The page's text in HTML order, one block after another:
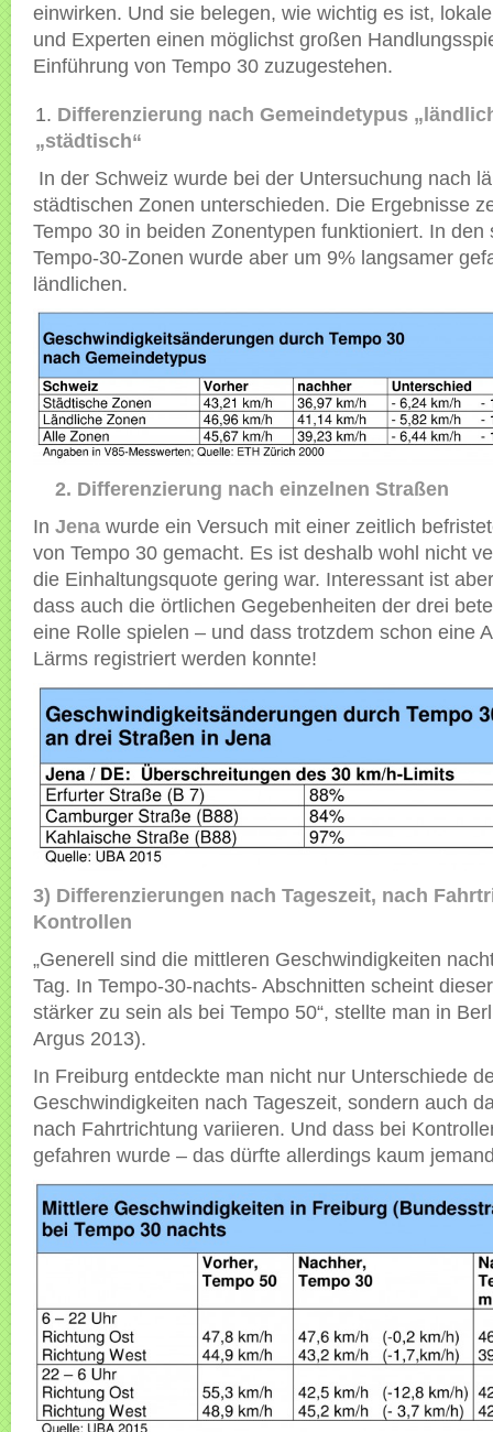
einwirken. Und sie belegen, wie wichtig es ist,
und Experten einen möglichst großen
Einführung von Tempo 30 zuzugestehen.
Differenzierung nach Gemeindetypus
„städtisch“
In der Schweiz wurde bei der Untersuchung nach
städtischen Zonen unterschieden. Die Ergebnisse
Tempo 30 in beiden Zonentypen funktioniert. In den
Tempo-30-Zonen wurde aber um 9% langsamer
ländlichen.
2. Differenzierung nach einzelnen Straßen
In Jena wurde ein Versuch mit einer zeitlich
von Tempo 30 gemacht. Es ist deshalb wohl nicht
die Einhaltungsquote gering war. Interessant ist
dass auch die örtlichen Gegebenheiten der drei
eine Rolle spielen – und dass trotzdem schon eine
Lärms registriert werden konnte!
3) Differenzierungen nach Tageszeit, nach
Kontrollen
„Generell sind die mittleren Geschwindigkeiten
Tag. In Tempo-30-nachts- Abschnitten scheint
stärker zu sein als bei Tempo 50“, stellte man in
Argus 2013).
In Freiburg entdeckte man nicht nur Unterschiede
Geschwindigkeiten nach Tageszeit, sondern auch
nach Fahrtrichtung variieren. Und dass bei
gefahren wurde – das dürfte allerdings kaum